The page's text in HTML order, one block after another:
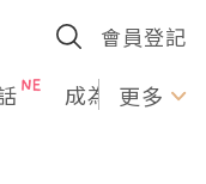
會員登記
成為U更多